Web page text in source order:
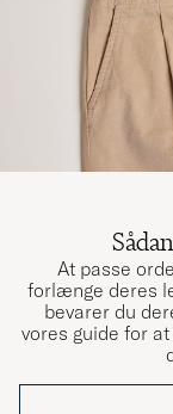
At passe
forlænge deres
bevarer du
vores guide for